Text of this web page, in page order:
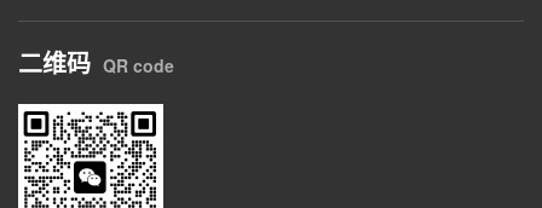
二维码 QR code